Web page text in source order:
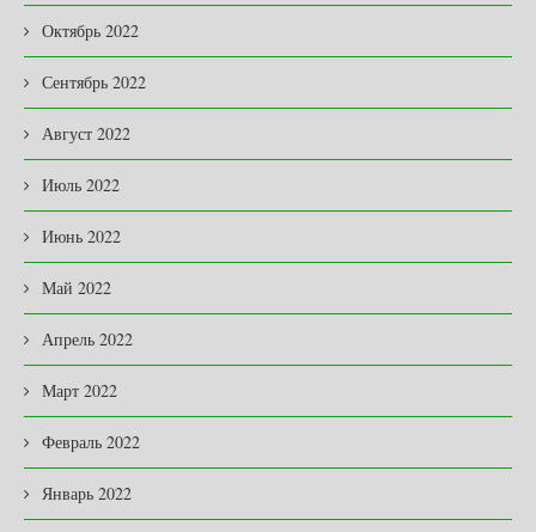
Октябрь 2022
Сентябрь 2022
Август 2022
Июль 2022
Июнь 2022
Май 2022
Апрель 2022
Март 2022
Февраль 2022
Январь 2022